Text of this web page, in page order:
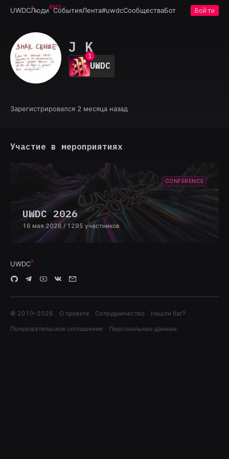
UWDCЛюди6932
СобытияЛента#uwdcСообществаБот Войти
J K
0
1
2
3
6
UWDC
Зарегистрировался 2 месяца назад
Участие в мероприятиях
CONFERENCE
UWDC 2026
16 мая 2026 / 1295 участников
UWDC
© 2010–2026 О проекте Сотрудничество Нашли баг?
Пользовательское соглашение Персональные данные